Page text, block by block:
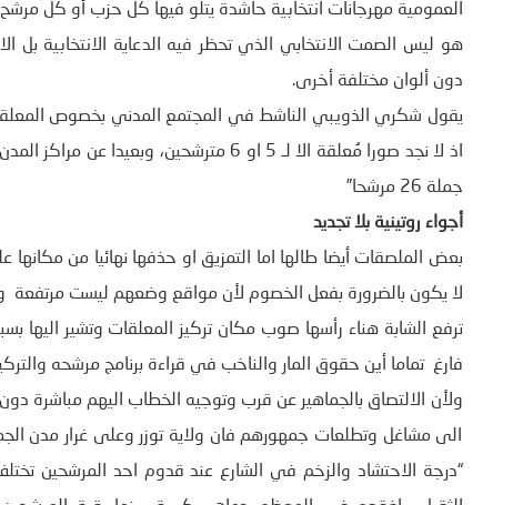
العمومية مهرجانات انتخابية حاشدة يتلو فيها كل حزب أو كل
هو ليس الصمت الانتخابي الذي تحظر فيه الدعاية الانتخابية بل
دون ألوان مختلفة أخرى.
يقول شكري الذويبي الناشط في المجتمع المدني بخصوص
اذ لا نجد صورا مُعلقة الا لـ 5 او 6
جملة 26 مرشحا”
أجواء روتينية بلا تجديد
بعض الملصقات أيضا طالها اما التمزيق او حذفها نهائيا من
لا يكون بالضرورة بفعل الخصوم لأن مواقع وضعهم ليست مرتفعة
فارغ تماما أين حقوق المار والناخب في قراءة برنامج مرشحه
ولأن الالتصاق بالجماهير عن قرب وتوجيه الخطاب اليهم مباشرة
الى مشاغل وتطلعات جمهورهم فان ولاية توزر وعلى غرار مدن
“درجة الاحتشاد والزخم في الشارع عند قدوم احد المرشحين